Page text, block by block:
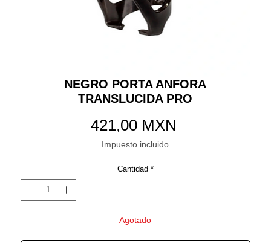
NEGRO PORTA ANFORA
TRANSLUCIDA PRO
421,00 MXN
Impuesto incluido
Cantidad *
Agotado